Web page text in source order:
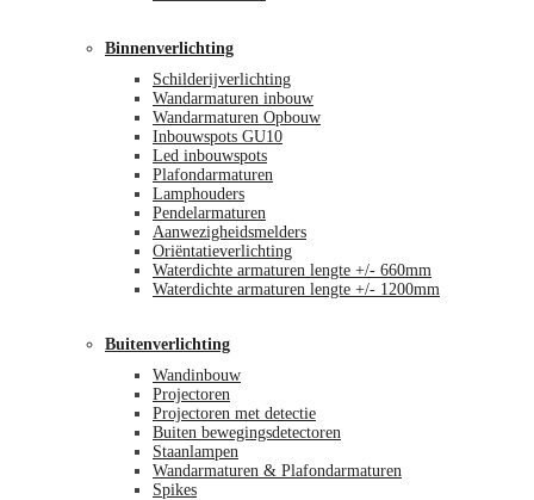
Binnenverlichting
Schilderijverlichting
Wandarmaturen inbouw
Wandarmaturen Opbouw
Inbouwspots GU10
Led inbouwspots
Plafondarmaturen
Lamphouders
Pendelarmaturen
Aanwezigheidsmelders
Oriëntatieverlichting
Waterdichte armaturen lengte +/- 660mm
Waterdichte armaturen lengte +/- 1200mm
Buitenverlichting
Wandinbouw
Projectoren
Projectoren met detectie
Buiten bewegingsdetectoren
Staanlampen
Wandarmaturen & Plafondarmaturen
Spikes